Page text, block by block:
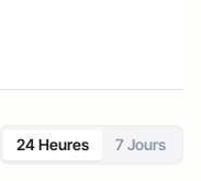
24 Heures 7 Jours